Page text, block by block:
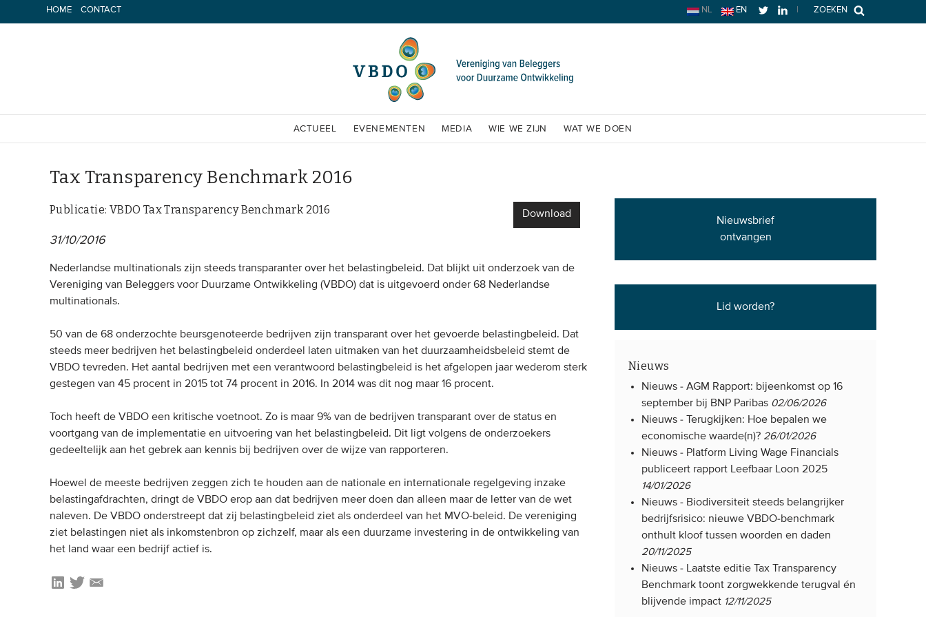
naar
HOME CONTACT ZOEKEN
NL EN
ACTUEEL EVENEMENTEN MEDIA WIE WE ZIJN WAT WE DOEN
Tax Transparency Benchmark 2016
Download
Publicatie: VBDO Tax Transparency Benchmark 2016
31/10/2016
Nederlandse multinationals zijn steeds transparanter over het belastingbeleid. Dat blijkt uit onderzoek van de
Vereniging van Beleggers voor Duurzame Ontwikkeling (VBDO) dat is uitgevoerd onder 68 Nederlandse
multinationals.
50 van de 68 onderzochte beursgenoteerde bedrijven zijn transparant over het gevoerde belastingbeleid. Dat
steeds meer bedrijven het belastingbeleid onderdeel laten uitmaken van het duurzaamheidsbeleid stemt de
VBDO tevreden. Het aantal bedrijven met een verantwoord belastingbeleid is het afgelopen jaar wederom sterk
gestegen van 45 procent in 2015 tot 74 procent in 2016. In 2014 was dit nog maar 16 procent.
Toch heeft de VBDO een kritische voetnoot. Zo is maar 9% van de bedrijven transparant over de status en
voortgang van de implementatie en uitvoering van het belastingbeleid. Dit ligt volgens de onderzoekers
gedeeltelijk aan het gebrek aan kennis bij bedrijven over de wijze van rapporteren.
Hoewel de meeste bedrijven zeggen zich te houden aan de nationale en internationale regelgeving inzake
belastingafdrachten, dringt de VBDO erop aan dat bedrijven meer doen dan alleen maar de letter van de wet
naleven. De VBDO onderstreept dat zij belastingbeleid ziet als onderdeel van het MVO-beleid. De vereniging
ziet belastingen niet als inkomstenbron op zichzelf, maar als een duurzame investering in de ontwikkeling van
het land waar een bedrijf actief is.
Nieuwsbrief
ontvangen
Lid worden?
Nieuws
Nieuws -AGM Rapport: bijeenkomst op 16
september bij BNP Paribas 02/06/2026
Nieuws -
Terugkijken: Hoe bepalen we
economische waarde(n)? 26/01/2026
Nieuws - Platform Living Wage Financials
publiceert rapport Leefbaar Loon 2025
14/01/2026
Nieuws - Biodiversiteit steeds belangrijker
bedrijfsrisico: nieuwe VBDO-benchmark
onthult kloof tussen woorden en daden
20/11/2025
Nieuws - Laatste editie Tax Transparency
Benchmark toont zorgwekkende terugval én
blijvende impact 12/11/2025